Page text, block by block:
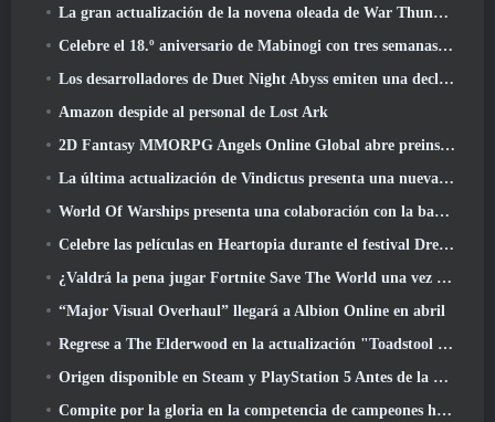
La gran actualización de la novena oleada de War Thunder mejora el aspecto de las batallas navales con imágenes acuáticas mejoradas
Celebre el 18.º aniversario de Mabinogi con tres semanas de eventos y recompensas
Los desarrolladores de Duet Night Abyss emiten una declaración oficial sobre un reciente incidente de malware después de la actualización del juego
Amazon despide al personal de Lost Ark
2D Fantasy MMORPG Angels Online Global abre preinscripción
La última actualización de Vindictus presenta una nueva incursión en la que los jugadores se enfrentarán al Guardián de Caliburn
World Of Warships presenta una colaboración con la banda sueca de heavy metal Sabaton
Celebre las películas en Heartopia durante el festival Dreamlight Cinematics
¿Valdrá la pena jugar Fortnite Save The World una vez que sea gratis??
“Major Visual Overhaul” llegará a Albion Online en abril
Regrese a The Elderwood en la actualización "Toadstool Tales" de Palia
Origen disponible en Steam y PlayStation 5 Antes de la marcha 23 Lanzamiento
Compite por la gloria en la competencia de campeones huecos de New Eridu en la próxima actualización de Zenless Zone Zero